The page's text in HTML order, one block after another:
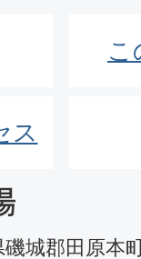
こ
ス
城郡田原本